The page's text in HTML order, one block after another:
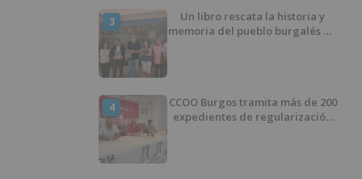
3
Un libro rescata la historia y
memoria del pueblo burgalés de
4
CCOO Burgos tramita más de 200
expedientes de regularización